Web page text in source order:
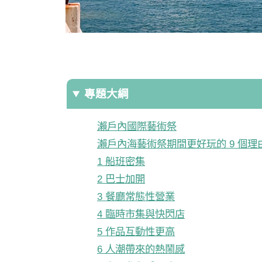
專題大綱
瀨戶內國際藝術祭
瀨戶內海藝術祭期間更好玩的 9 個理
1 船班密集
2 巴士加開
3 餐廳常態性營業
4 臨時市集與快閃店
5 作品互動性更高
6 人潮帶來的熱鬧感